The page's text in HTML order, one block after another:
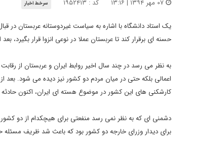
کد : ۱۹۵۲۴۱۳ سرخط اخبار
یک استاد دانشگاه با اشاره به سیاست غیردوستانه عربستان در
حسنه ای برقرار کند تا عربستان عملا در نوعی انزوا قرار
به نظر می رسد در چند سال اخیر روابط ایران و عربستان از
اعمالی بلکه حتی در میان مردم دو کشور نیز دیده می شود.
کارشکنی های این کشور در موضوع هسته ای ایران، اکنون حادثه
دشمنی ای که به نظر نمی رسد منفعتی برای هیچکدام از دو کشور
برای دیدار وزرای خارجه دو کشور بود که باعث شد ظریف مسئله